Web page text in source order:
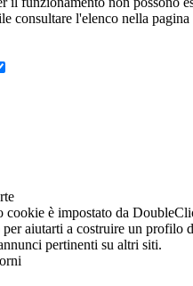
consultare l'elenco nella
cookie è impostato da
aiutarti a costruire un profilo
pertinenti su altri siti.